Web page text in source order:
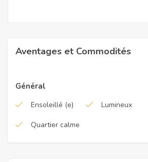
Aventages et Commodités
Général
Ensoleillé (e) Lumineux
Quartier calme